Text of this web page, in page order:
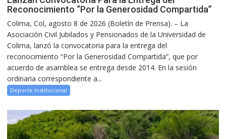
Reconocimiento “Por la Generosidad Compartida”
Colima, Col, agosto 8 de 2026 (Boletín de Prensa). – La
Asociación Civil Jubilados y Pensionados de la Universidad de
Colima, lanzó la convocatoria para la entrega del
reconocimiento “Por la Generosidad Compartida”, que por
acuerdo de asamblea se entrega desde 2014. En la sesión
ordinaria correspondiente a...
Deporte Institucional